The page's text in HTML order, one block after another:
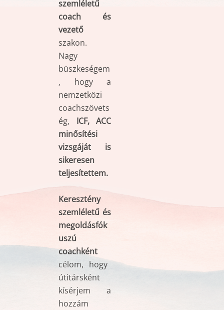
szemléletű
coach és
vezető
szakon.
Nagy
büszkeségem
, hogy a
nemzetközi
coachszövets
ég, ICF, ACC
minősítési
vizsgáját is
sikeresen
teljesítettem.
Keresztény
szemléletű és
megoldásfók
uszú
coachként
célom, hogy
útitársként
kísérjem a
hozzám